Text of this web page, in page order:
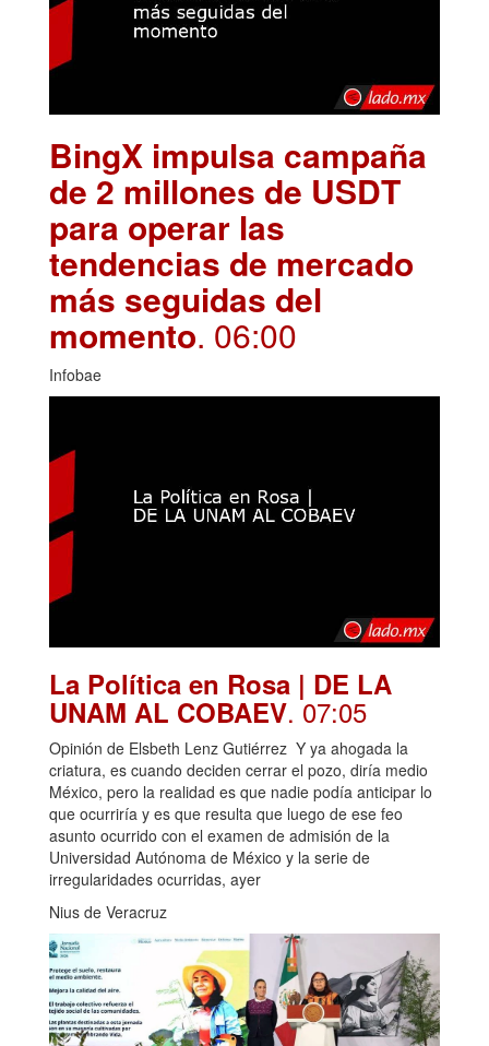
BingX impulsa campaña
de 2 millones de USDT
para operar las
tendencias de mercado
más seguidas del
momento. 06:00
Infobae
La Política en Rosa | DE LA
UNAM AL COBAEV. 07:05
Opinión de Elsbeth Lenz Gutiérrez Y ya ahogada la
criatura, es cuando deciden cerrar el pozo, diría medio
México, pero la realidad es que nadie podía anticipar lo
que ocurriría y es que resulta que luego de ese feo
asunto ocurrido con el examen de admisión de la
Universidad Autónoma de México y la serie de
irregularidades ocurridas, ayer
Nius de Veracruz